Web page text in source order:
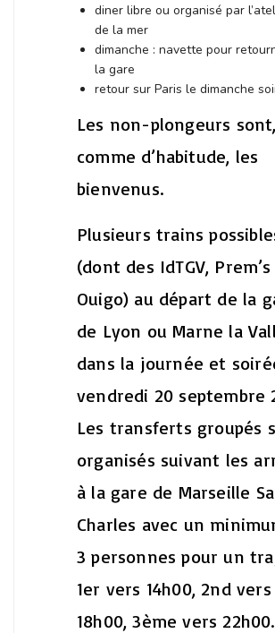
diner libre ou organisé par
de la mer
dimanche : navette pour
la gare
retour sur Paris le dimanche
Les non-plongeurs sont,
comme d’habitude, les
bienvenus.
Plusieurs trains
(dont des IdTGV,
Ouigo) au départ de la
de Lyon ou Marne la
dans la journée et
vendredi 20 septembre
Les transferts groupés
organisés suivant les
à la gare de Marseille
Charles avec un
3 personnes pour un
1er vers 14h00, 2nd vers
18h00, 3ème vers 22h00.